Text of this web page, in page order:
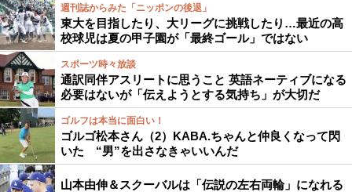
週刊誌からみた「ニッポンの後退」
東大を目指したり、大リーグに挑戦したり…最近の高
校球児は夏の甲子園が「最終ゴール」ではない
スポーツ時々放談
通訳同伴アスリートに思うこと 英語ネーティブになる
必要はないが「伝えようとする気持ち」が大切だ
ゴルフは本当に面白い！
ゴルゴ松本さん（2）KABA.ちゃんと仲良くなって閃
いた “男”を出さなきゃいいんだ
山本由伸＆スクーバルは「伝説の左右両輪」になれる